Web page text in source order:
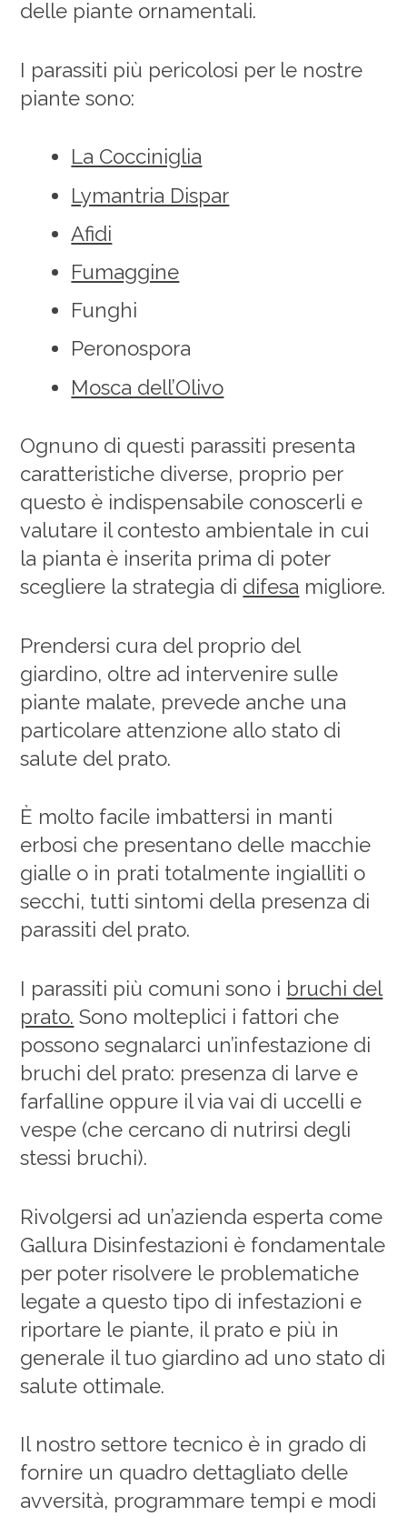
delle piante ornamentali.
I parassiti più pericolosi per le nostre
piante sono:
La Cocciniglia
Lymantria Dispar
Afidi
Fumaggine
Funghi
Peronospora
Mosca dell’Olivo
Ognuno di questi parassiti presenta
caratteristiche diverse, proprio per
questo è indispensabile conoscerli e
valutare il contesto ambientale in cui
la pianta è inserita prima di poter
scegliere la strategia di difesa migliore.
Prendersi cura del proprio del
giardino, oltre ad intervenire sulle
piante malate, prevede anche una
particolare attenzione allo stato di
salute del prato.
È molto facile imbattersi in manti
erbosi che presentano delle macchie
gialle o in prati totalmente ingialliti o
secchi, tutti sintomi della presenza di
parassiti del prato.
I parassiti più comuni sono i bruchi del
prato. Sono molteplici i fattori che
possono segnalarci un’infestazione di
bruchi del prato: presenza di larve e
farfalline oppure il via vai di uccelli e
vespe (che cercano di nutrirsi degli
stessi bruchi).
Rivolgersi ad un’azienda esperta come
Gallura Disinfestazioni è fondamentale
per poter risolvere le problematiche
legate a questo tipo di infestazioni e
riportare le piante, il prato e più in
generale il tuo giardino ad uno stato di
salute ottimale.
Il nostro settore tecnico è in grado di
fornire un quadro dettagliato delle
avversità, programmare tempi e modi